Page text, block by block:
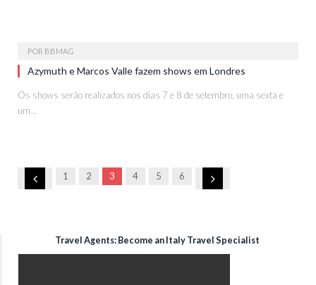
POR BBMAG
Azymuth e Marcos Valle fazem shows em Londres
Os shows serão realizados nos dias 7 e 8 de setembro, uma sexta e
um…
Anterior
1 2 3 4 5 6 Próximo
Travel Agents: Become an Italy Travel Specialist